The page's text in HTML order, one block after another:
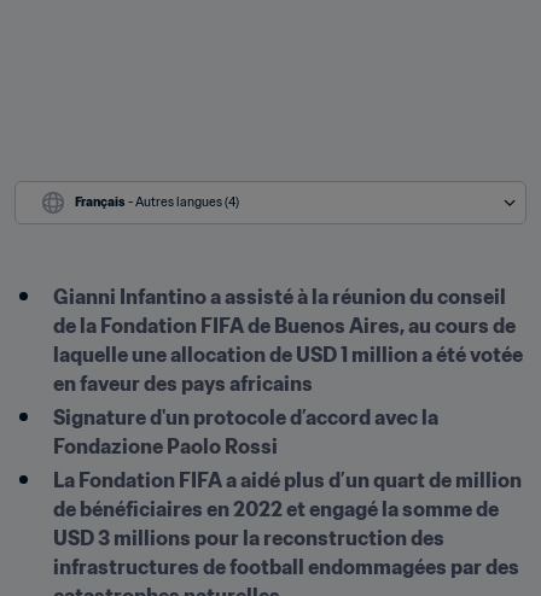
Français - Autres langues (4)
Gianni Infantino a assisté à la réunion du conseil
de la Fondation FIFA de Buenos Aires, au cours de
laquelle une allocation de USD 1 million a été votée
en faveur des pays africains
Signature d'un protocole d’accord avec la
Fondazione Paolo Rossi
La Fondation FIFA a aidé plus d’un quart de million
de bénéficiaires en 2022 et engagé la somme de
USD 3 millions pour la reconstruction des
infrastructures de football endommagées par des